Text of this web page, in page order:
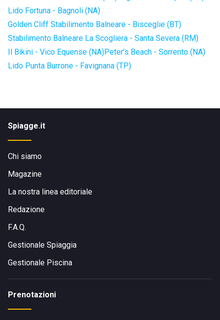
Lido Fortuna - Bagnoli (NA)
Golden Cliff Stabilimento Balneare - Bisceglie (BT)
Stabilimento Balneare La Scogliera - Santa Severa (RM)
Il Bikini - Vico Equense (NA)Peter's Beach - Sorrento (NA)
Lido Punta Burrone - Favignana (TP)
Spiagge.it
Chi siamo
Magazine
La nostra linea editoriale
Redazione
F.A.Q.
Gestionale Spiaggia
Gestionale Piscina
Prenotazioni